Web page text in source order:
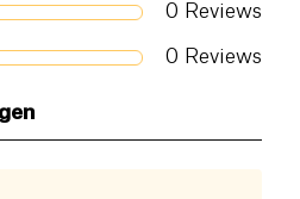
voor het hele gezin.
0 Reviews
0 Reviews